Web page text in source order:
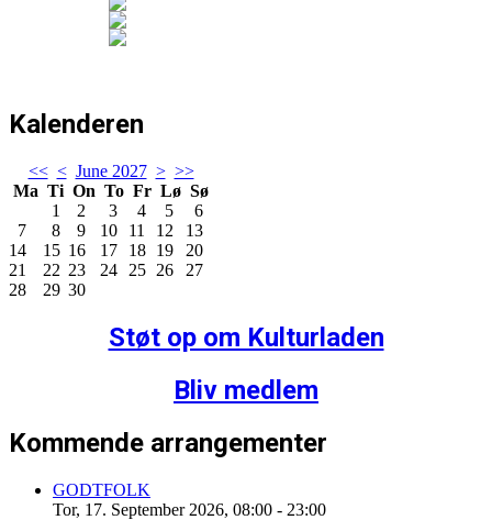
Kalenderen
<< < June 2027 > >>
Ma Ti On To Fr Lø Sø
1
2 3 4 5
6
7
8 9 10 11 12
13
14
15 16 17 18 19
20
21
22 23 24 25 26
27
28
29 30
Støt op om Kulturladen
Bliv medlem
Kommende arrangementer
GODTFOLK
Tor, 17. September 2026, 08:00 - 23:00